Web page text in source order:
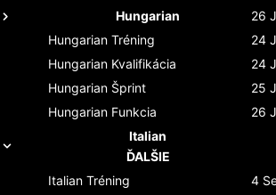
Hungarian
26
Hungarian Tréning 24
Hungarian Kvalifikácia 24
Hungarian Šprint 25
Hungarian Funkcia 26
Italian
ĎALŠIE
Italian Tréning 4